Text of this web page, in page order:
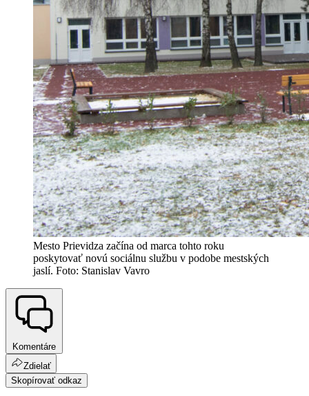
Mesto Prievidza začína od marca tohto roku
poskytovať novú sociálnu službu v podobe mestských
jaslí. Foto: Stanislav Vavro
Komentáre
Zdielať
Skopírovať odkaz